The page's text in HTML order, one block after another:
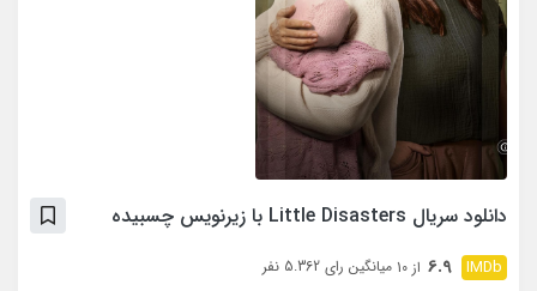
دانلود سریال Little Disasters با زیرنویس چسبیده
6.9 از 10 میانگین رای 5.362 نفر